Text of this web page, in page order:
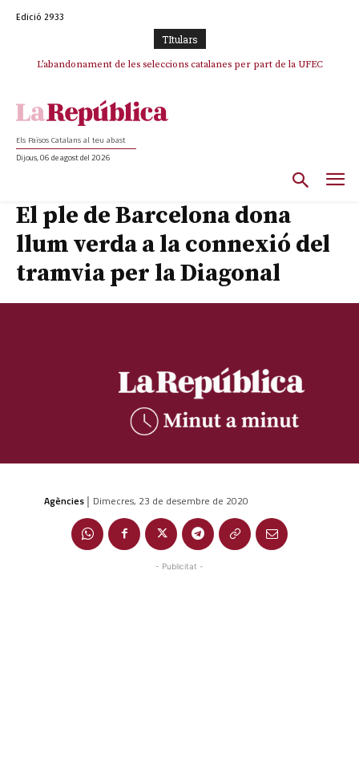
Edició 2933
TItulars
L’abandonament de les seleccions catalanes per part de la UFEC
TV3 perd el lideratge després de 23 mesos: Una deriva sense continguts i
Els Països Catalans al teu abast
Dijous, 06 de agost del 2026
El ple de Barcelona dona
llum verda a la connexió del
tramvia per la Diagonal
Agències | Dimecres, 23 de desembre de 2020
- Publicitat -